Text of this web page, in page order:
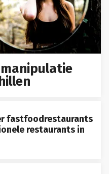
fastfoodrestaurants
restaurants in